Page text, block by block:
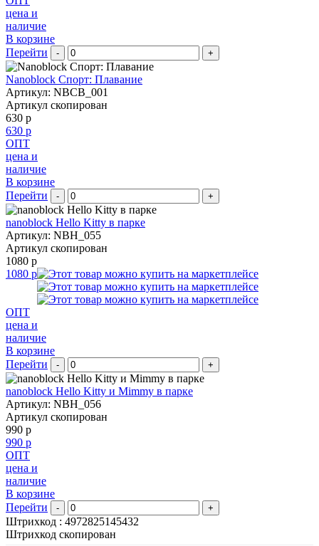
цена и
наличие
В корзине
Перейти
- +
Nanoblock Спорт: Плавание
Артикул: NBCB_001
Артикул скопирован
630 р
630 р
ОПТ
цена и
наличие
В корзине
Перейти
- +
nanoblock Hello Kitty в парке
Артикул: NBH_055
Артикул скопирован
1080 р
1080 р
ОПТ
цена и
наличие
В корзине
Перейти
- +
nanoblock Hello Kitty и Mimmy в парке
Артикул: NBH_056
Артикул скопирован
990 р
990 р
ОПТ
цена и
наличие
В корзине
Перейти
- +
Штрихкод : 4972825145432
Штрихкод скопирован